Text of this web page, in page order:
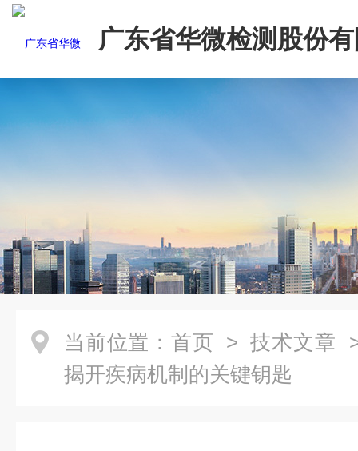
广东省华微检测股份
当前位置： 首页 > 技术文章
揭开疾病机制的关键钥匙